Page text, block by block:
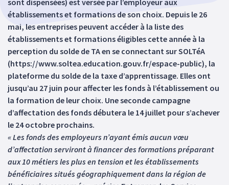
sont dispensées) est versée par l’employeur aux
établissements et formations de son choix. Depuis le 26
mai, les entreprises peuvent accéder à la liste des
établissements et formations éligibles cette année à la
perception du solde de TA en se connectant sur SOLTéA
(https://www.soltea.education.gouv.fr/espace-public), la
plateforme du solde de la taxe d’apprentissage. Elles ont
jusqu’au 27 juin pour affecter les fonds à l’établissement ou
la formation de leur choix. Une seconde campagne
d’affectation des fonds débutera le 14 juillet pour s’achever
le 24 octobre prochains.
« Les fonds des employeurs n’ayant émis aucun vœu
d’affectation serviront à financer des formations préparant
aux 10 métiers les plus en tension et les établissements
bénéficiaires situés géographiquement dans la région de